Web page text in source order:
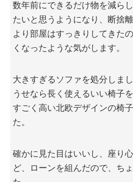
数年前にできるだけ物を減ら
たいと思うようになり、断捨
より部屋はすっきりしてきた
くなったような気がします。
大きすぎるソファを処分しま
うせなら長く使えるいい椅子
すごく高い北欧デザインの椅
た。
確かに見た目はいいし、座り
ど、ローンを組んだので、ち